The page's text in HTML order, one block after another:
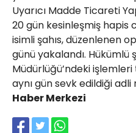
Uyarıcı Madde Ticareti
20 gün kesinleşmiş hapis
isimli şahıs, düzenlenen
günü yakalandı. Hükümlü
Müdürlüğü’ndeki
aynı gün sevk edildiği
Haber Merkezi